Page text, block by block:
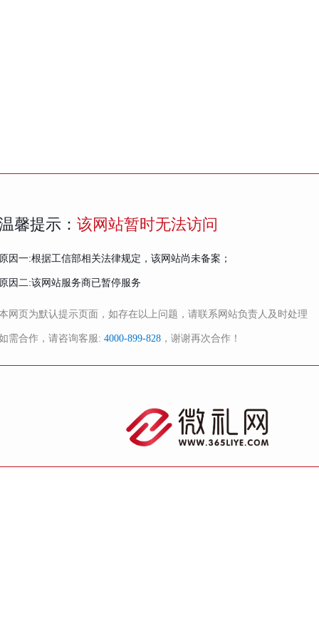
馨提示： 该网站暂时无法访问
因一:根据工信部相关法律规定，该网站尚未备案；
因二:该网站服务商已暂停服务
网页为默认提示页面，如存在以上问题，请联系网站负责人及时处理
需合作，请咨询客服: 4000-899-828 ，谢谢再次合作！